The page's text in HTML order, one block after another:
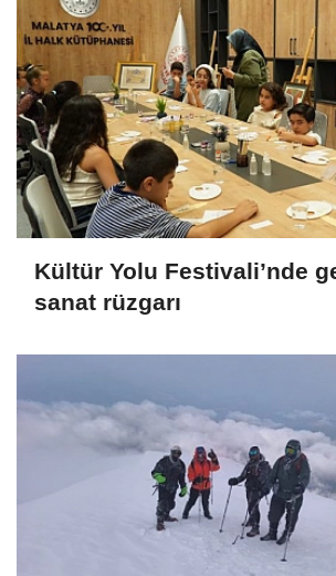
Kültür Yolu Festivali’nde
sanat rüzgarı